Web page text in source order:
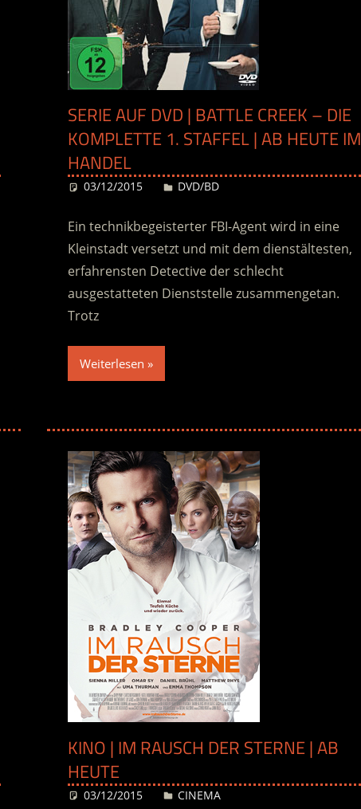
SERIE AUF DVD | BATTLE CREEK – DIE
KOMPLETTE 1. STAFFEL | AB HEUTE IM
HANDEL
03/12/2015 Desiree
DVD/BD
Ein technikbegeisterter FBI-Agent wird in eine
Kleinstadt versetzt und mit dem dienstältesten,
erfahrensten Detective der schlecht
ausgestatteten Dienststelle zusammengetan.
Trotz
Weiterlesen
KINO | IM RAUSCH DER STERNE | AB
HEUTE
03/12/2015 Desiree
CINEMA